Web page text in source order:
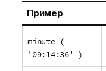
Пример
minute (
'09:14:36' )